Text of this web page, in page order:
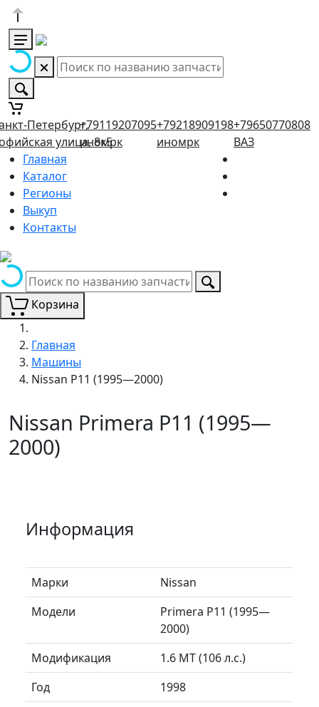
Петербург,
улица, 8к5
+79119207095
иномрк
+79218909198
иномрк
+79650770808
ВАЗ
Главная
Каталог
Регионы
Выкуп
Контакты
Корзина
Главная
Машины
Nissan P11 (1995—2000)
Nissan Primera P11 (1995—
2000)
Информация
Марки
Nissan
Модели
Primera P11 (1995—
2000)
Модификация
1.6 MT (106 л.с.)
Год
1998